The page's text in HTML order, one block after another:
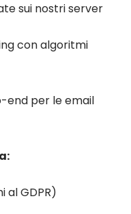
sui nostri server
con algoritmi
end per le email
al GDPR)